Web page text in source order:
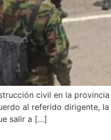
civil en la
al referido dirigente,
salir a […]